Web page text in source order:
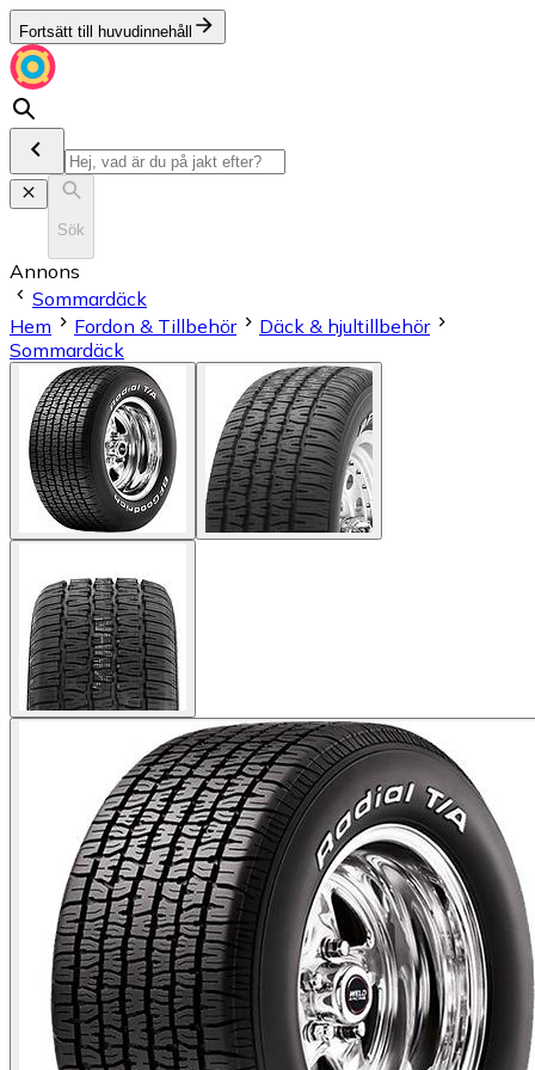
Fortsätt till huvudinnehåll
Sök
Annons
Sommardäck
Hem
Fordon & Tillbehör
Däck & hjultillbehör
Sommardäck